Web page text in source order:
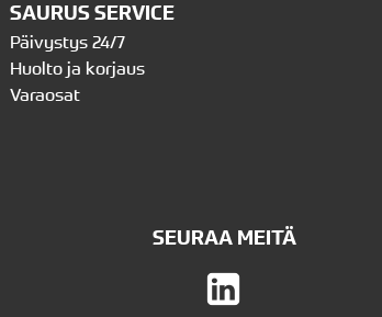
SAURUS SERVICE
Päivystys 24/7
Huolto ja korjaus
Varaosat
SEURAA MEITÄ